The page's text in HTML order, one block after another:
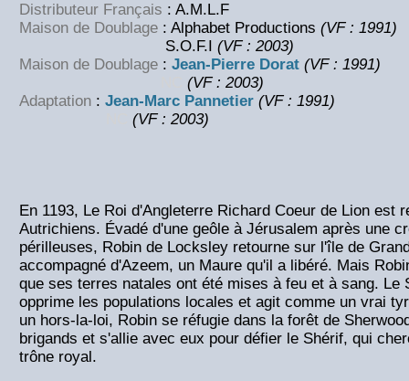
Distributeur Français : A.M.L.F
Maison de Doublage : Alphabet Productions (VF : 1991)
S.O.F.I (VF : 2003)
Maison de Doublage : Jean-Pierre Dorat (VF : 1991)
(VF : 2003)
Adaptation : Jean-Marc Pannetier (VF : 1991)
(VF : 2003)
En 1193, Le Roi d'Angleterre Richard Coeur de Lion est
Autrichiens. Évadé d'une geôle à Jérusalem après une
périlleuses, Robin de Locksley retourne sur l'île de
accompagné d'Azeem, un Maure qu'il a libéré. Mais
que ses terres natales ont été mises à feu et à sang. Le
opprime les populations locales et agit comme un vrai
un hors-la-loi, Robin se réfugie dans la forêt de
brigands et s'allie avec eux pour défier le Shérif, qui
trône royal.